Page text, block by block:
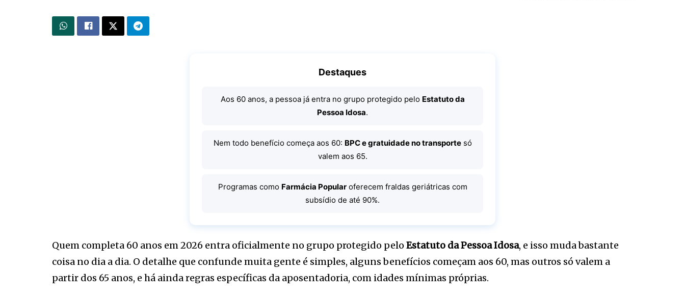
Destaques
Aos 60 anos, a pessoa já entra no grupo protegido pelo Estatuto da
Pessoa Idosa.
Nem todo benefício começa aos 60: BPC e gratuidade no transportesó
valem aos 65.
Programas como Farmácia Popularoferecem fraldas geriátricas com
subsídio de até 90%.
Quem completa 60 anos em 2026 entra oficialmente no grupo protegido pelo Estatuto da Pessoa Idosa, e isso muda bastante
coisa no dia a dia. O detalhe que confunde muita gente é simples, alguns benefícios começam aos 60, mas outros só valem a
partir dos 65 anos, e há ainda regras específicas da aposentadoria, com idades mínimas próprias.